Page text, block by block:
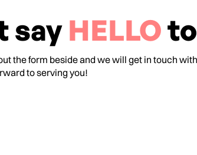
say HELLO
the form beside and we will get in touch
to serving you!